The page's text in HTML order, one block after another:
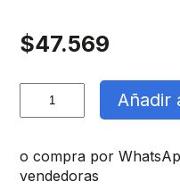
$47.569
Equipo
Led
cantidad
Añadir
o compra por
vendedoras